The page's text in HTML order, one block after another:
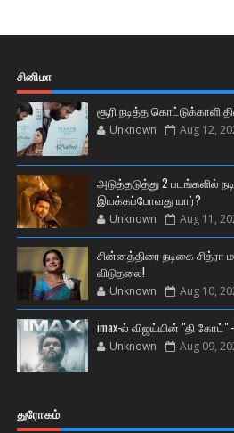
சினிமா
சூரி நடித்த கொட்டுக்காளி
Unknown Aug 12,
அடுத்தடுத்து 2 படங்களில்
இயக்கப்போவது யார்?
Unknown Aug 11,
சின்னத்திரை நடிகை
விடுதலை!
Unknown Aug 10,
imax-ல் விஜய்யின் "தி
Unknown Aug 09,
துரோகம்